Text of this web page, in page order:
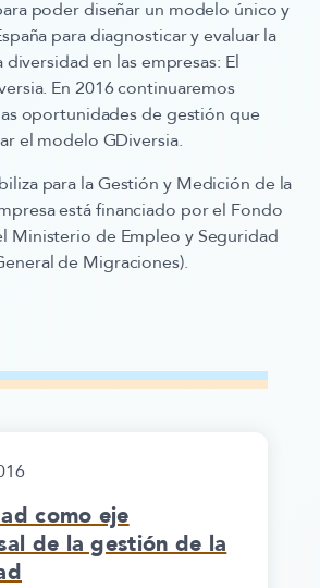
poder diseñar un modelo único y
para diagnosticar y evaluar la
en las empresas: El
En 2016 continuaremos
oportunidades de gestión que
el modelo GDiversia.
para la Gestión y Medición de la
está financiado por el Fondo
Ministerio de Empleo y Seguridad
de Migraciones).
como eje
de la gestión de la